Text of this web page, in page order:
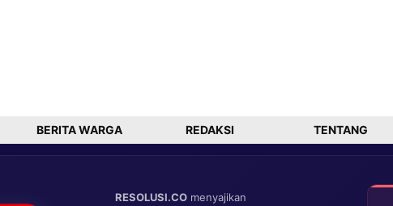
BERITA WARGA REDAKSI TENTANG
RESOLUSI.CO menyajikan